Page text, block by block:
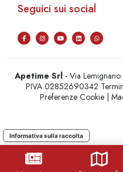
Seguici sui social
Apetime Srl - Via
PIVA 02852690342
Preferenze Cookie |
Informativa sulla raccolta